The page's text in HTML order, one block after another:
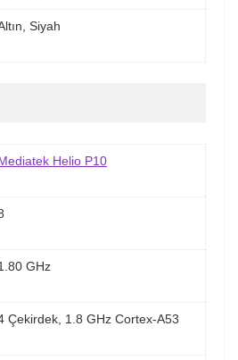
Siyah
Helio P10
GHz
Çekirdek, 1.8 GHz Cortex-A53